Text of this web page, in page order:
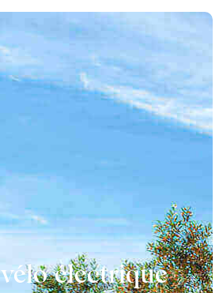
électrique